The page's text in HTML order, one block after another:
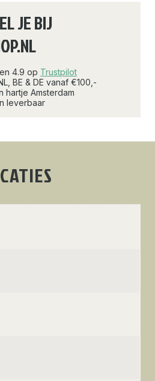
JE BIJ
4.9 op Trustpilot
BE & DE vanaf €100,-
hartje Amsterdam
leverbaar